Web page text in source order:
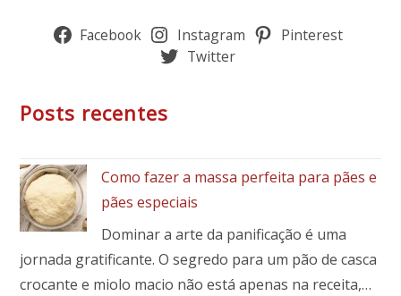
Facebook Instagram
Pinterest
Twitter
Posts recentes
Como fazer a massa perfeita para pães e
pães especiais
Dominar a arte da panificação é uma
jornada gratificante. O segredo para um pão de casca
crocante e miolo macio não está apenas na receita,…